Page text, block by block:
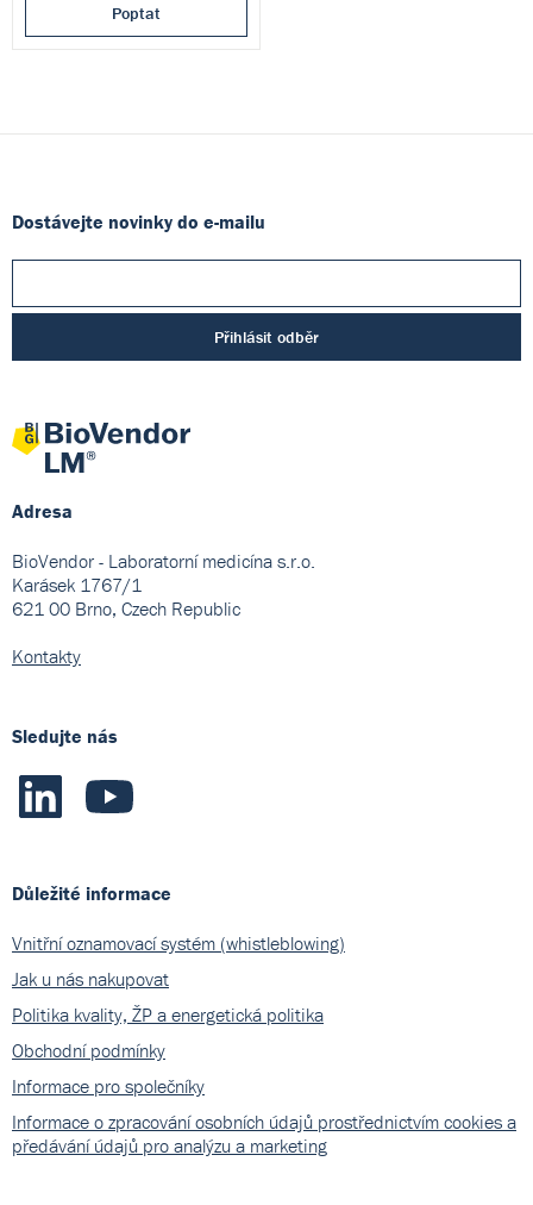
Poptat
Dostávejte novinky do e-mailu
Přihlásit odběr
Adresa
BioVendor - Laboratorní medicína s.r.o.
Karásek 1767/1
621 00 Brno, Czech Republic
Kontakty
Sledujte nás
Důležité informace
Vnitřní oznamovací systém (whistleblowing)
Jak u nás nakupovat
Politika kvality, ŽP a energetická politika
Obchodní podmínky
Informace pro společníky
Informace o zpracování osobních údajů prostřednictvím cookies a
předávání údajů pro analýzu a marketing